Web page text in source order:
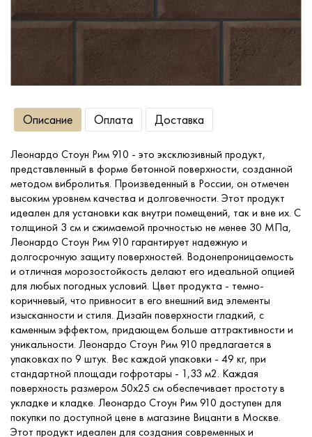
Сопутствующие товары
О компании
Услуги
Оплата
Портфолио
Доставка
Контакты
Описание Оплата Доставка
Леонардо Стоун Рим 910 - это эксклюзивный продукт,
представленный в форме бетонной поверхности, созданной
методом вибролитья. Произведенный в России, он отмечен
высоким уровнем качества и долговечности. Этот продукт
идеален для установки как внутри помещений, так и вне их. С
толщиной 3 см и сжимаемой прочностью не менее 30 МПа,
Леонардо Стоун Рим 910 гарантирует надежную и
долгосрочную защиту поверхностей. Водонепроницаемость
и отличная морозостойкость делают его идеальной опцией
для любых погодных условий. Цвет продукта - темно-
коричневый, что привносит в его внешний вид элементы
изысканности и стиля. Дизайн поверхности гладкий, с
каменным эффектом, придающем больше аттрактивности и
уникальности. Леонардо Стоун Рим 910 предлагается в
упаковках по 9 штук. Вес каждой упаковки - 49 кг, при
стандартной площади гофротары - 1,33 м2. Каждая
поверхность размером 50х25 см обеспечивает простоту в
укладке и кладке. Леонардо Стоун Рим 910 доступен для
покупки по доступной цене в магазине Вицанти в Москве.
Этот продукт идеален для создания современных и